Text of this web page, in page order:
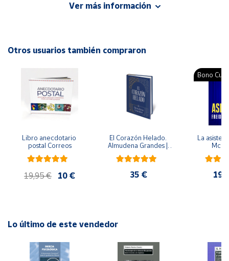
Cuenta
Península
Baleares
Autor: María Mañeru, Equipo Editorial LIBSA
Idioma: Español
Ver más información
Otros usuarios también compraron
Libro anecdotario
postal Correos
19,95 € 10 €
El Corazón Helado.
Almudena Grandes |
Edición especial de
lujo | Libro con sello y
35 €
Bono
La
Lo último de este vendedor